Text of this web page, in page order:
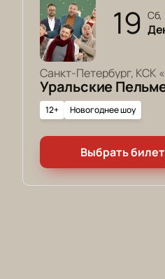
19
Санкт-Петербург, КСК
Уральские
12+ Новогоднее шоу
Выбрать